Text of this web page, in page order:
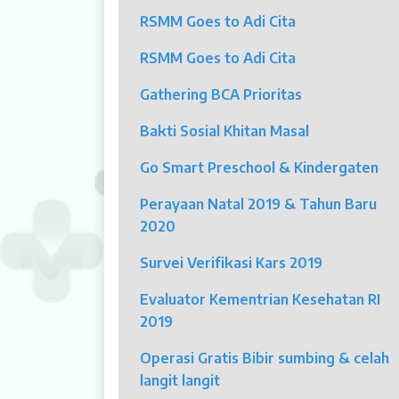
Klinik Andrologi
CBCT (Cone Beam Computed
Bronkoskopi
Dokter
Sunday Clinic
RSMM Goes to Adi Cita
RSMM Goes to Adi Cita
Gathering BCA Prioritas
Bakti Sosial Khitan Masal
Go Smart Preschool & Kindergaten
Perayaan Natal 2019 & Tahun Baru
2020
Survei Verifikasi Kars 2019
Evaluator Kementrian Kesehatan RI
2019
Operasi Gratis Bibir sumbing & celah
langit langit